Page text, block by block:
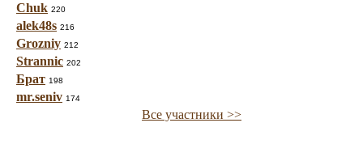
Chuk 220
alek48s 216
Grozniy 212
Strannic 202
Брат 198
mr.seniv 174
Все участники >>